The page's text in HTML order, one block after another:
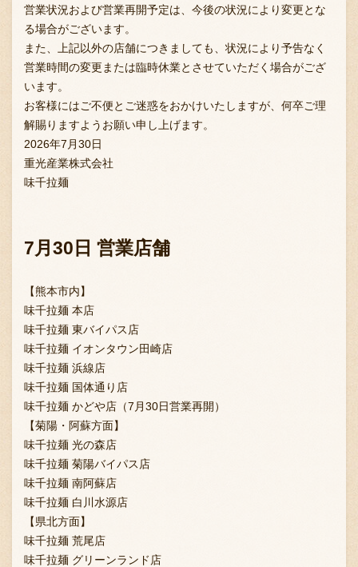
営業状況および営業再開予定は、今後の状況により変更とな
る場合がございます。
また、上記以外の店舗につきましても、状況により予告なく
営業時間の変更または臨時休業とさせていただく場合がござ
います。
お客様にはご不便とご迷惑をおかけいたしますが、何卒ご理
解賜りますようお願い申し上げます。
2026年7月30日
重光産業株式会社
味千拉麺
7月30日 営業店舗
【熊本市内】
味千拉麺 本店
味千拉麺 東バイパス店
味千拉麺 イオンタウン田崎店
味千拉麺 浜線店
味千拉麺 国体通り店
味千拉麺 かどや店（7月30日営業再開）
【菊陽・阿蘇方面】
味千拉麺 光の森店
味千拉麺 菊陽バイパス店
味千拉麺 南阿蘇店
味千拉麺 白川水源店
【県北方面】
味千拉麺 荒尾店
味千拉麺 グリーンランド店